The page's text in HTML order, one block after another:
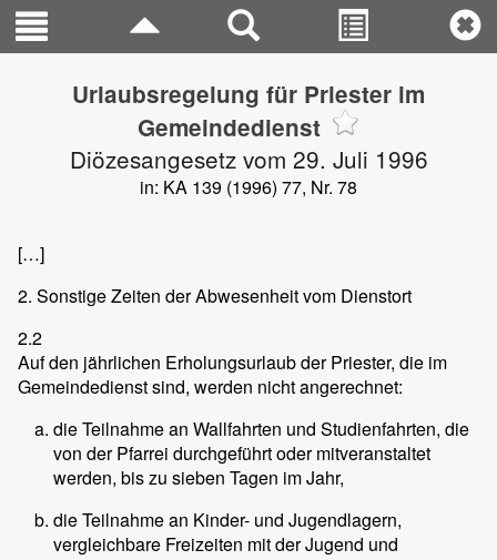
Urlaubsregelung für Priester im
Gemeindedienst
Diözesangesetz vom 29. Juli 1996
in: KA 139 (1996) 77, Nr. 78
[…]
2. Sonstige Zeiten der Abwesenheit vom Dienstort
2.2
Auf den jährlichen Erholungsurlaub der Priester, die im
Gemeindedienst sind, werden nicht angerechnet:
die Teilnahme an Wallfahrten und Studienfahrten, die
von der Pfarrei durchgeführt oder mitveranstaltet
werden, bis zu sieben Tagen im Jahr,
die Teilnahme an Kinder- und Jugendlagern,
vergleichbare Freizeiten mit der Jugend und